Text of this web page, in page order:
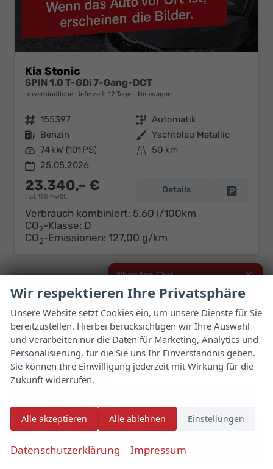
Kia Stonic
SPIN 1.0 T-GDi 7-Gang-DCT
unverbindliche Lieferzeit: 12 Tage Neuwagen
Fahrzeugnr. 155397 Getriebe Automatik
Kraftstoff Benzin Außenfarbe Yachtblau Metallic
Leistung 74 kW (101 PS) Kilometerstand
50 km
25.05.2026
23.340,– €
incl. 19% MwSt.
Details
Verbrauch kombiniert: 5,60 l/100km
CO2-Klasse: D
CO2-Emissionen: 127,00 g/km
WhatsApp Chat ×
ich interessiere mich für das oben
genannte Fahrzeug und freue mich
über Eure Kontaktaufnahme.
Viele Grüße
Wir respektieren Ihre Privatsphäre
Unsere Website setzt Cookies ein, um unsere Dienste für Sie
bereitzustellen. Hierbei berücksichtigen wir Ihre Auswahl
und verarbeiten nur die Daten für Marketing, Analytics und
Personalisierung, für die Sie uns Ihr Einverständnis geben.
Sie können Ihre Einwilligung jederzeit mit Wirkung für die
Zukunft widerrufen.
Alle akzeptieren Alle ablehnen Einstellungen
Datenschutzerklärung Impressum